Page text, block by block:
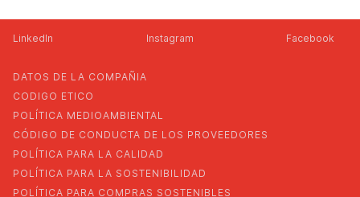
LinkedIn Instagram Facebook
DATOS DE LA COMPAÑIA
CODIGO ETICO
POLÍTICA MEDIOAMBIENTAL
CÓDIGO DE CONDUCTA DE LOS PROVEEDORES
POLÍTICA PARA LA CALIDAD
POLÍTICA PARA LA SOSTENIBILIDAD
POLÍTICA PARA COMPRAS SOSTENIBLES